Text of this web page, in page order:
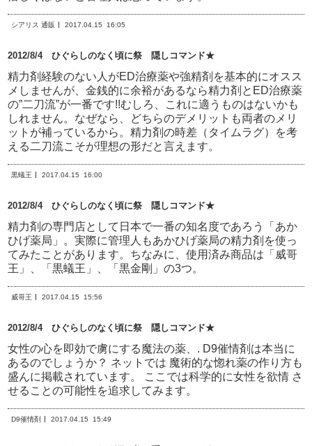
シアリス 通販 2017.04.15 16:05
2012/8/4 ひぐらしのなく頃に祭 隠しコマンド★
精力剤経験のない人がED治療薬や強精剤を基本的にオスス
メしませんが、金銭的に余裕があるなら精力剤とED治療薬
の”二刀流”が一番です!!むしろ、これに適うものはないかも
しれません。なぜなら、どちらのデメリットも両者のメリ
ットが補っているから。精力剤の時差（タイムラグ）を考
える二刀流こそが理想の形だと言えます。
黒蟻王 2017.04.15 16:00
2012/8/4 ひぐらしのなく頃に祭 隠しコマンド★
精力剤の専門店として日本で一番の知名度であろう「あか
ひげ薬局」。実際に管理人もあかひげ薬局の精力剤を使っ
てみたことがあります。ちなみに、使用済み商品は「威哥
王」、「黒蟻王」、「黒金剛」の3つ。
威哥王 2017.04.15 15:56
2012/8/4 ひぐらしのなく頃に祭 隠しコマンド★
女性の心を即効で虜にする魔法の薬、. D9催情剤は本当に
あるのでしょうか？ ネットでは 魔術的な惚れ薬の作り方も
盛んに掲載されています。 ここでは科学的に女性を欲情 さ
せることの可能性を追求してみます。
D9催情剤 2017.04.15 15:49